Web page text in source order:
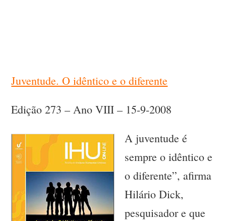
Juventude. O idêntico e o diferente
Edição 273 – Ano VIII – 15-9-2008
A juventude é
sempre o idêntico e
o diferente”, afirma
Hilário Dick,
pesquisador e que